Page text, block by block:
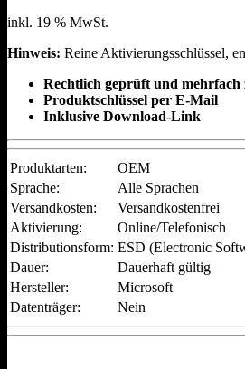
inkl. 19 % MwSt.
Hinweis: Reine Aktivierungsschlüssel,
Rechtlich geprüft und
Produktschlüssel per E-Mail
Inklusive Download-Link
Produktarten:
OEM
Sprache:
Alle Sprachen
Versandkosten:
Versandkostenfrei
Aktivierung:
Online/Telefonisch
Distributionsform: ESD (Electronic
Dauer:
Dauerhaft gültig
Hersteller:
Microsoft
Datenträger:
Nein